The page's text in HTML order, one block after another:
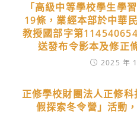
「高級中等學校學生學
19條，業經本部於中華
教授國部字第
送發布令影本及修正
2025 年
正修學校財團法人正修
假探索冬令營」活動